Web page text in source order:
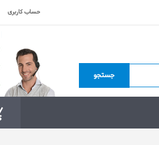
حساب کاربری
جستجو